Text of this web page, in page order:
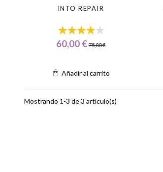
INTO REPAIR
60,00 € 75,00 €
Añadir al carrito
Mostrando 1-3 de 3 artículo(s)